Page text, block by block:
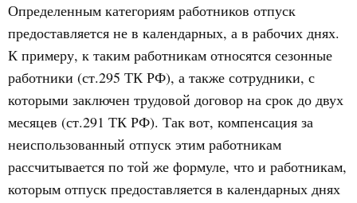
Определенным категориям работников отпуск
предоставляется не в календарных, а в рабочих днях.
К примеру, к таким работникам относятся сезонные
работники (ст.295 ТК РФ), а также сотрудники, с
которыми заключен трудовой договор на срок до двух
месяцев (ст.291 ТК РФ). Так вот, компенсация за
неиспользованный отпуск этим работникам
рассчитывается по той же формуле, что и работникам,
которым отпуск предоставляется в календарных днях